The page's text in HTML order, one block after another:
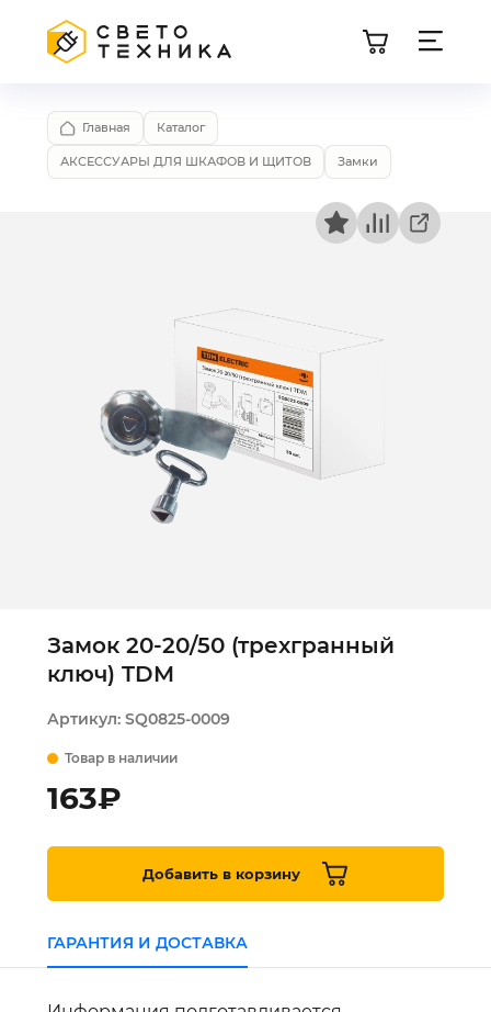
Главная Каталог
АКСЕССУАРЫ ДЛЯ ШКАФОВ И ЩИТОВ Замки
Замок 20-20/50 (трехгранный
ключ) TDM
Артикул: SQ0825-0009
Товар в наличии
163₽
Добавить в корзину
ГАРАНТИЯ И ДОСТАВКА